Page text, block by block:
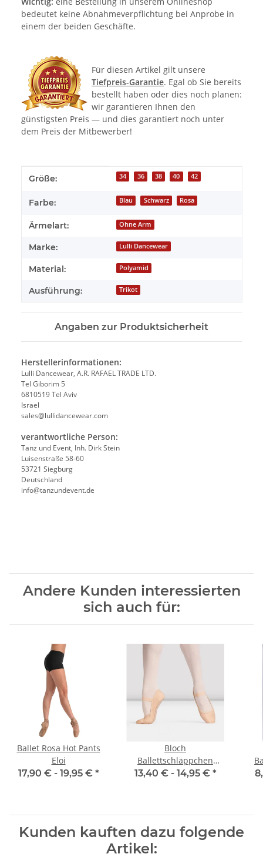
bedeutet keine Abnahmeverpflichtung bei Anprobe in
einem der beiden Geschäfte.
Für diesen Artikel gilt unsere
Tiefpreis-Garantie. Egal ob Sie bereits
bestellt haben oder dies noch planen:
wir garantieren Ihnen den
günstigsten Preis — und dies garantiert noch unter
dem Preis der Mitbewerber!
Produkteigenschaft
Wert
Größe: 34 36 38 40 42
Farbe: Blau Schwarz Rosa
Ärmelart: Ohne Arm
Marke: Lulli Dancewear
Material: Polyamid
Ausführung: Trikot
Angaben zur Produktsicherheit
Herstellerinformationen:
Lulli Dancewear, A.R. RAFAEL TRADE LTD.
Tel Giborim 5
6810519 Tel Aviv
Israel
sales@lullidancewear.com
verantwortliche Person:
Tanz und Event, Inh. Dirk Stein
Luisenstraße 58-60
53721 Siegburg
Deutschland
info@tanzundevent.de
Andere Kunden interessierten
sich auch für:
Ballet Rosa Hot Pants
Eloi
17,90 € - 19,95 € *
Bloch
Ballettschläppchen
S0229L Aspire pink -
13,40 € - 14,95 € *
Kunden kauften dazu folgende
Artikel: